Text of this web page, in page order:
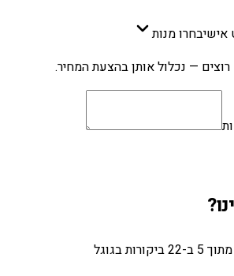
אישיבחרו מנות
— נכלול אותן בהצעת המחיר.
מתוך 5 ב- 22ביקורות בגוגל